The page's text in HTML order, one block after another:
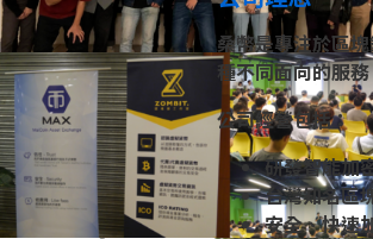
桑幣是專注於區
種不同面向的服
公司經營包括：
研發智能加
台灣知名區
安全、快速